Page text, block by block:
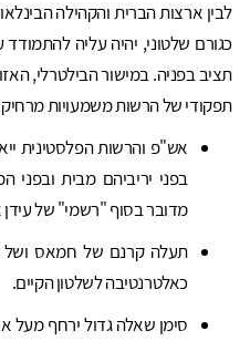
לבין ארצות הברית והקהילה
כגורם שלטוני, יהיה עליה
תציב בפניה. במישור הבילטרלי,
תפקודי של הרשות משמעויות
אש"פ והרשות הפלסטינית
בפני יריביהם מבית ובפני
מדובר בסוף "רשמי" של עידן
תעלה קרנם של חמאס ושל
כאלטרנטיבה לשלטון הקיים.
סימן שאלה גדול ירחף מעל